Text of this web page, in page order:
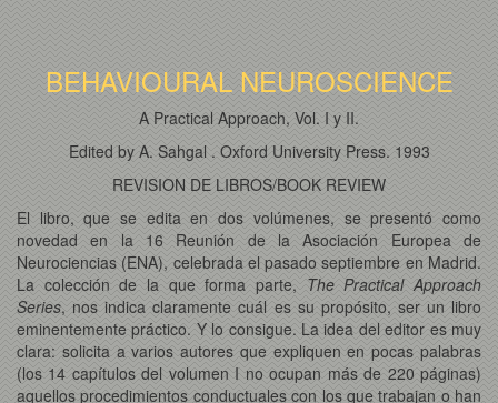
BEHAVIOURAL NEUROSCIENCE
A Practical Approach, Vol. I y II.
Edited by A. Sahgal . Oxford University Press. 1993
REVISION DE LIBROS/BOOK REVIEW
El libro, que se edita en dos volúmenes, se presentó como
novedad en la 16 Reunión de la Asociación Europea de
Neurociencias (ENA), celebrada el pasado septiembre en Madrid.
La colección de la que forma parte, The Practical Approach
Series, nos indica claramente cuál es su propósito, ser un libro
eminentemente práctico. Y lo consigue. La idea del editor es muy
clara: solicita a varios autores que expliquen en pocas palabras
(los 14 capítulos del volumen I no ocupan más de 220 páginas)
aquellos procedimientos conductuales con los que trabajan o han